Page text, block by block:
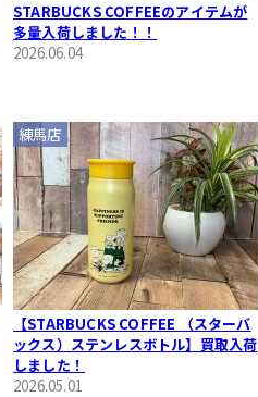
STARBUCKS COFFEEのアイテムが
多量入荷しました！！
2026.06.04
【STARBUCKS COFFEE （スターバ
ックス）ステンレスボトル】買取入荷
しました！
2026.05.01
練馬店